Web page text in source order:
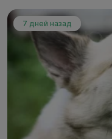
7 дней назад